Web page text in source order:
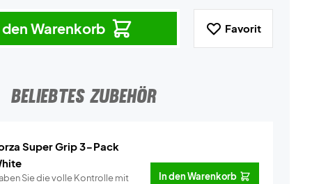
den Warenkorb Favorit
BELIEBTES ZUBEHÖR
Super Grip 3-Pack
Sie die volle Kontrolle mit
In den Warenkorb